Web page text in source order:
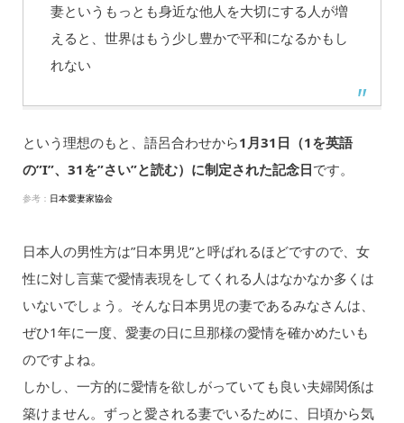
妻というもっとも身近な他人を大切にする人が増
えると、世界はもう少し豊かで平和になるかもし
れない
という理想のもと、語呂合わせから1月31日（1を英語
の”I”、31を”さい”と読む）に制定された記念日です。
参考： 日本愛妻家協会
日本人の男性方は”日本男児”と呼ばれるほどですので、女
性に対し言葉で愛情表現をしてくれる人はなかなか多くは
いないでしょう。そんな日本男児の妻であるみなさんは、
ぜひ1年に一度、愛妻の日に旦那様の愛情を確かめたいも
のですよね。
しかし、一方的に愛情を欲しがっていても良い夫婦関係は
築けません。ずっと愛される妻でいるために、日頃から気